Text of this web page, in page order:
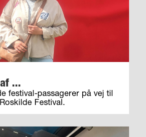
...
festival-passagerer på vej til
Festival.